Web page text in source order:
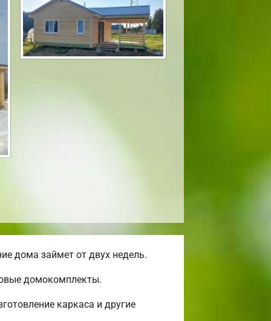
дома займет от двух недель.
домокомплекты.
каркаса и другие